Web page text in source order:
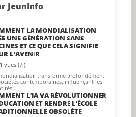
JeunInfo
LA MONDIALISATION
UNE GÉNÉRATION SANS
ET CE QUE CELA SIGNIFIE
L’AVENIR
vues (7j)
transforme profondément
contemporaines, influençant les
L’IA VA RÉVOLUTIONNER
ET RENDRE L’ÉCOLE
OBSOLÈTE